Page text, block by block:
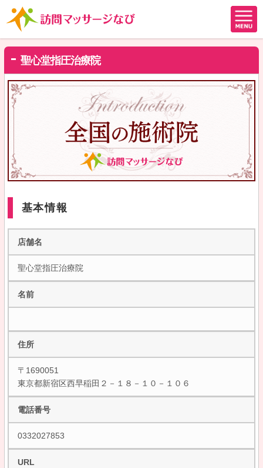
聖心堂指圧治療院
基本情報
店舗名
聖心堂指圧治療院
名前
住所
〒1690051
東京都新宿区西早稲田２－１８－１０－１０６
電話番号
0332027853
URL